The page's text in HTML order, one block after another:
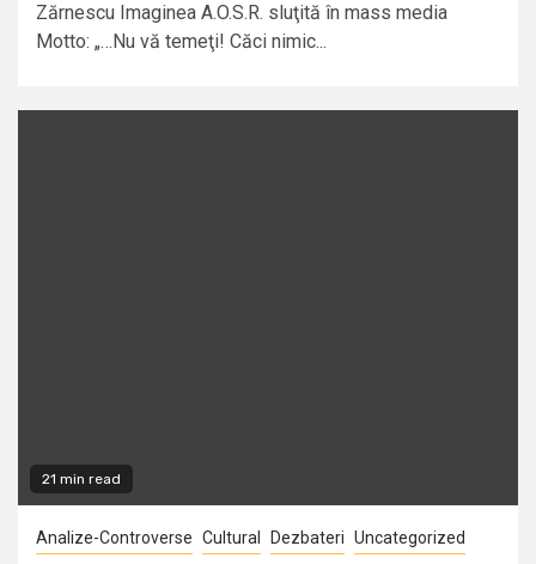
Zărnescu Imaginea A.O.S.R. sluţită în mass media
Motto: „…Nu vă temeţi! Căci nimic...
21 min read
Analize-Controverse Cultural Dezbateri Uncategorized